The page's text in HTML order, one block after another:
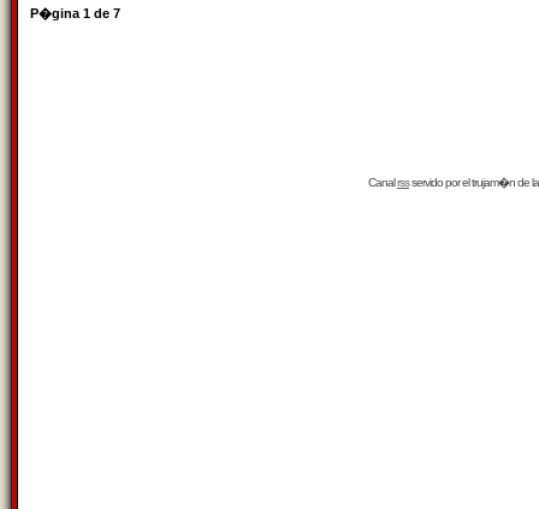
P�gina 1 de 7
Canalrssservido por eltrujam�nde